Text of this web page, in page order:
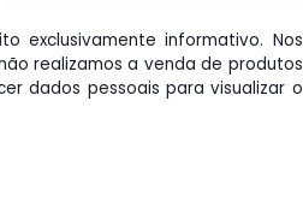
exclusivamente informativo. Nos
realizamos a venda de produtos
dados pessoais para visualizar o